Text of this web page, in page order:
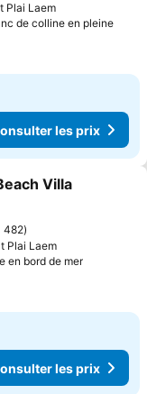
Plai Laem
de colline en pleine
les prix
favoris
Villa
482
Plai Laem
en bord de mer
les prix